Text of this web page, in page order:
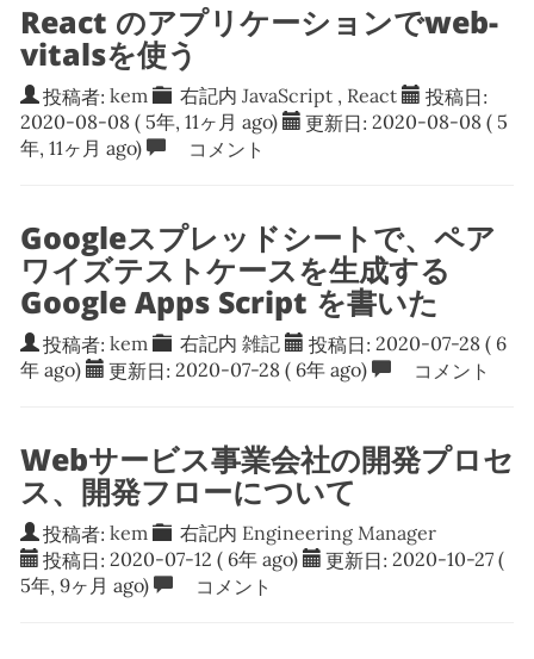
React のアプリケーションでweb-
vitalsを使う
投稿者: kem 右記内JavaScript , React 投稿日:
2020-08-08 ( 5年, 11ヶ月 ago) 更新日: 2020-08-08 ( 5
年, 11ヶ月 ago)
コメント
Googleスプレッドシートで、ペア
ワイズテストケースを生成する
Google Apps Script を書いた
投稿者: kem 右記内雑記 投稿日: 2020-07-28( 6
年 ago)
更新日: 2020-07-28 ( 6年 ago) コメント
Webサービス事業会社の開発プロセ
ス、開発フローについて
投稿者: kem 右記内 Engineering Manager
投稿日: 2020-07-12 ( 6年 ago) 更新日: 2020-10-27 (
5年, 9ヶ月 ago)
コメント